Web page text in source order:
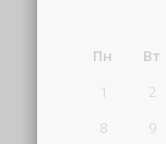
Пн
Вт
1
2
8
9